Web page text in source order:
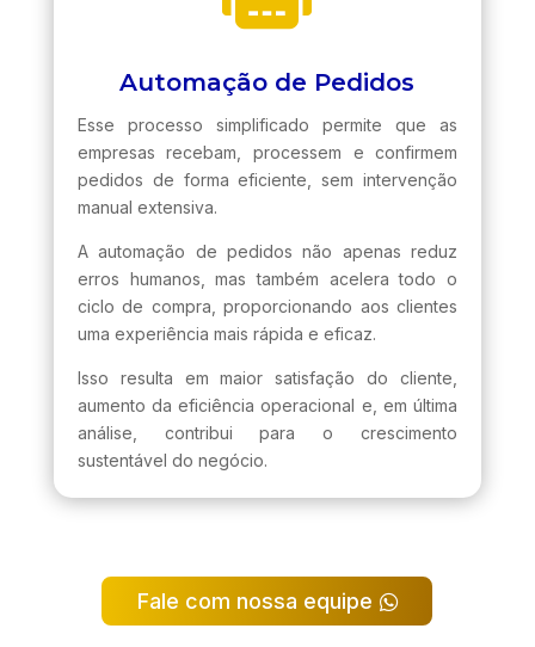
Automação de Pedidos
Esse processo simplificado permite que as
empresas recebam, processem e confirmem
pedidos de forma eficiente, sem intervenção
manual extensiva.
A automação de pedidos não apenas reduz
erros humanos, mas também acelera todo o
ciclo de compra, proporcionando aos clientes
uma experiência mais rápida e eficaz.
Isso resulta em maior satisfação do cliente,
aumento da eficiência operacional e, em última
análise, contribui para o crescimento
sustentável do negócio.
Fale com nossa equipe